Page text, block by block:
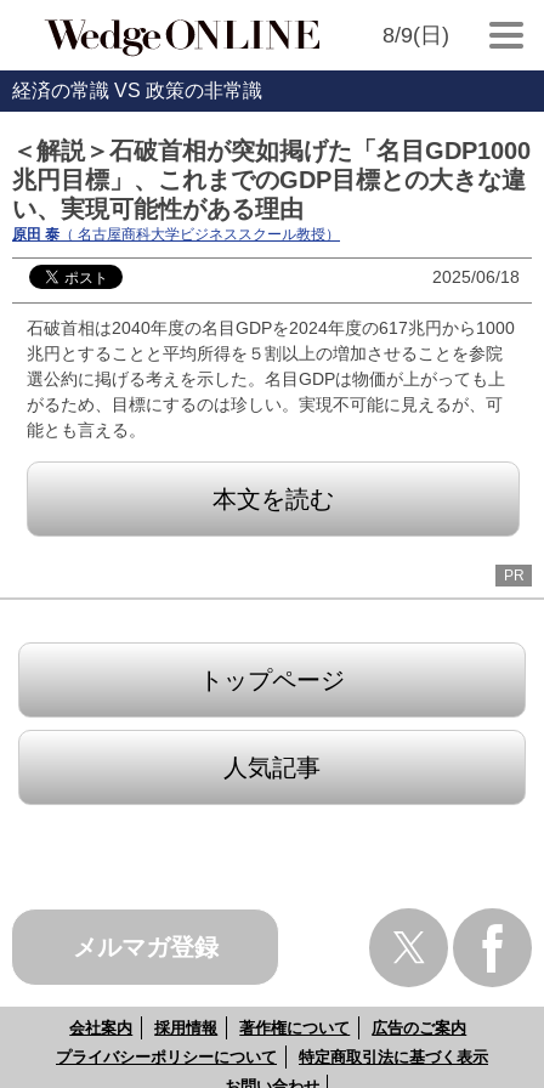
8/9(日)
経済の常識 VS 政策の非常識
＜解説＞石破首相が突如掲げた「名目GDP1000
兆円目標」、これまでのGDP目標との大きな違
い、実現可能性がある理由
原田 泰 （ 名古屋商科大学ビジネススクール教授）
2025/06/18
石破首相は2040年度の名目GDPを2024年度の617兆円から1000
兆円とすることと平均所得を５割以上の増加させることを参院
選公約に掲げる考えを示した。名目GDPは物価が上がっても上
がるため、目標にするのは珍しい。実現不可能に見えるが、可
能とも言える。
本文を読む
PR
トップページ
人気記事
メルマガ登録
会社案内 採用情報 著作権について
広告のご案内
プライバシーポリシーについて
特定商取引法に基づく表示